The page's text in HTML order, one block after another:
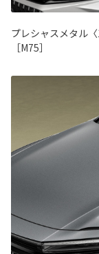
プレシャスメタル
［M75］